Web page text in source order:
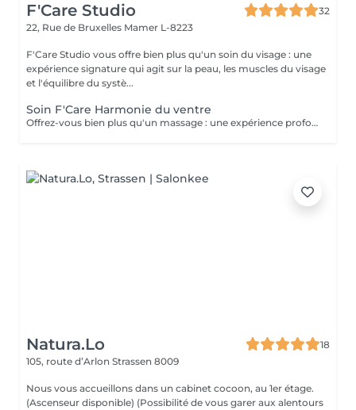
F'Care Studio
32
22, Rue de Bruxelles Mamer L-8223
F'Care Studio vous offre bien plus qu'un soin du visage : une
expérience signature qui agit sur la peau, les muscles du visage
et l'équilibre du systè...
Soin F'Care Harmonie du ventre
Offrez-vous bien plus qu'un massage : une expérience profonde qui invite le corps à se libérer, se rééquilibrer et retrouver son intelligence naturelle. Le soin F'Care Harmonie du ventre est un soin signature inspiré du Chi Nei Tsang, un massage abdominal issu de la tradition taoïste, associé à des techniques de drainage lymphatique profond et de travail manuel ciblé. Cette approche globale vise à libérer les tensions abdominales, stimuler les fonctions naturelles d'élimination et favoriser une sensation de légèreté et d'harmonie intérieure. Le ventre, souvent considéré comme notre deuxième cerveau, est au coeur de ce soin. En relâchant les tensions physiques et émotionnelles accumulées, il devient un espace de respiration, de fluidité et de vitalité retrouvée. Grâce à des gestes précis et profonds, ce massage contribue également à améliorer la qualité de la peau et à affiner visuellement la silhouette. Bienfaits principaux : - Stimulation des fonctions naturelles du métabolisme - Amélioration du confort digestif et du transit intestinal - Soutien aux processus naturels de détoxification - Réduction de la rétention d'eau et sensation de légèreté - Amélioration de la tonicité et de la qualité de la peau - Libération des tensions physiques et nerveuses du ventre Recommandé en cas de : Tensions abdominales, inconfort digestif, sensation de gonflement, rétention d'eau, surcharge émotionnelle ou périodes de déséquilibre (fatigue, stress, cycle menstruel). Résultat : Le ventre se détend profondément, le corps retrouve de la fluidité et l'esprit gagne en clarté, en apaisement et en énergie.
Natura.Lo
18
105, route d’Arlon Strassen 8009
Nous vous accueillons dans un cabinet cocoon, au 1er étage.
(Ascenseur disponible) (Possibilité de vous garer aux alentours